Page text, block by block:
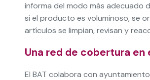
informa del modo más adecuado
si el producto es voluminoso, se
artículos se limpian, revisan y
Una red de cobertura en
El BAT colabora con